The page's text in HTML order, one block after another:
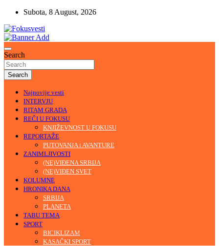
Skip
content
Subota, 8 August, 2026
Fokusvesti
Search
Search
Najnovije vesti
INTERVJU
RITAM GRADA
REČI U FOKUSU
KNJIŽEVNOST U FOKUSU
REPORTAŽE
PUTOVANJA i AVANTURE
ZANIMLJIVOSTI
(NE)VIĐENA SRBIJA
(NE)VIĐEN SVET
KOLUMNE
HRONIKA DANA
SRBIJA
PLANETA
TABU TEMA
SPORT
BICIKLIZAM
KASAČKI SPORT